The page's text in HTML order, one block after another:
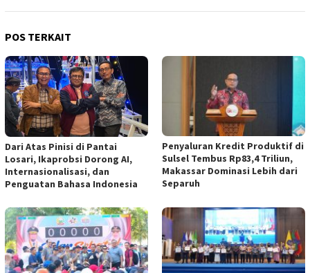
POS TERKAIT
Dari Atas Pinisi di Pantai
Losari, Ikaprobsi Dorong AI,
Internasionalisasi, dan
Penguatan Bahasa Indonesia
Penyaluran Kredit Produktif di
Sulsel Tembus Rp83,4 Triliun,
Makassar Dominasi Lebih dari
Separuh